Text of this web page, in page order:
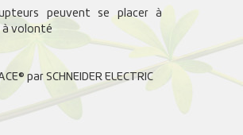
peuvent se placer à
à volonté
par SCHNEIDER ELECTRIC